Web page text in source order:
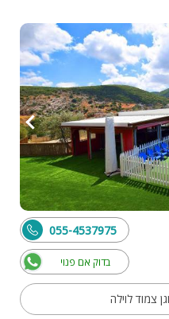
בדוק אם פנוי
055-4537975
צמוד לוילה